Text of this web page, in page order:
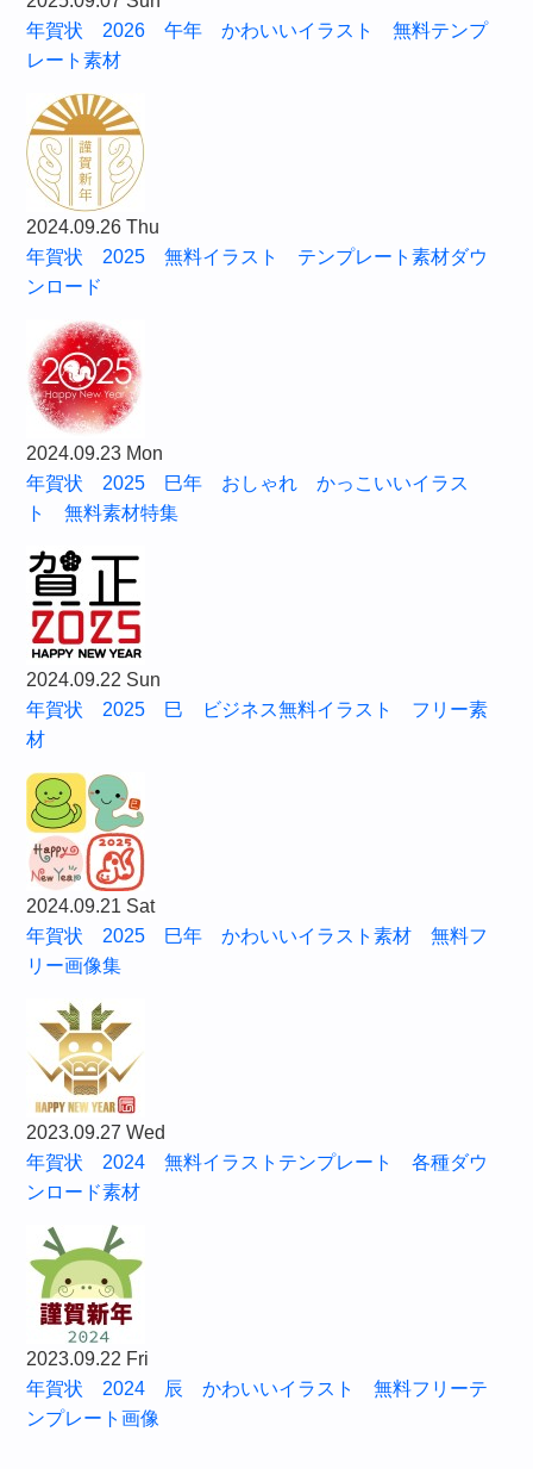
年賀状 2026 午年 かわいいイラスト 無料テンプ
レート素材
2024.09.26 Thu
年賀状 2025 無料イラスト テンプレート素材ダウ
ンロード
2024.09.23 Mon
年賀状 2025 巳年 おしゃれ かっこいいイラス
ト 無料素材特集
2024.09.22 Sun
年賀状 2025 巳 ビジネス無料イラスト フリー素
材
2024.09.21 Sat
年賀状 2025 巳年 かわいいイラスト素材 無料フ
リー画像集
2023.09.27 Wed
年賀状 2024 無料イラストテンプレート 各種ダウ
ンロード素材
2023.09.22 Fri
年賀状 2024 辰 かわいいイラスト 無料フリーテ
ンプレート画像